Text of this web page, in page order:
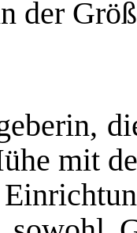
der
mit